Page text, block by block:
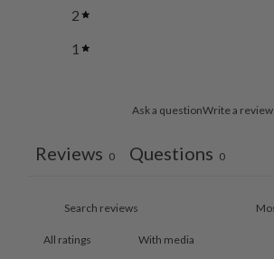
2
1
Ask a questionWrite a review
Reviews 0 Questions 0
With media